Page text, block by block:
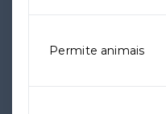
Permite animais